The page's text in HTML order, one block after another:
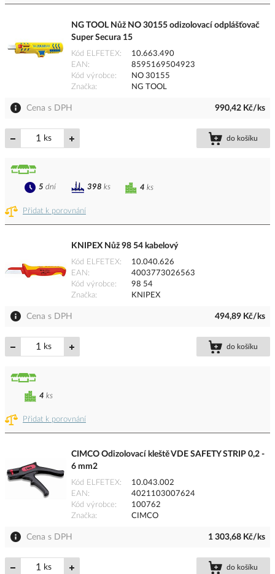
NG TOOL Nůž NO 30155 odizolovací odplášťovač
Super Secura 15
Kód ELFETEX
10.663.490
EAN
8595169504923
Kód výrobce
NO 30155
Značka
NG TOOL
Cena s DPH 990,42 Kč/ks
ks do košíku
Přidat k porovnání
4 ks
5 dní 398 ks
KNIPEX Nůž 98 54 kabelový
Kód ELFETEX
10.040.626
EAN
4003773026563
Kód výrobce
98 54
Značka
KNIPEX
Cena s DPH 494,89 Kč/ks
ks do košíku
Přidat k porovnání
4 ks
CIMCO Odizolovací kleště VDE SAFETY STRIP 0,2 -
6 mm2
Kód ELFETEX
10.043.002
EAN
4021103007624
Kód výrobce
100762
Značka
CIMCO
Cena s DPH 1 303,68 Kč/ks
ks do košíku